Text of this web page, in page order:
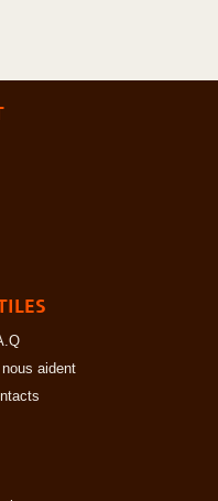
nous aident